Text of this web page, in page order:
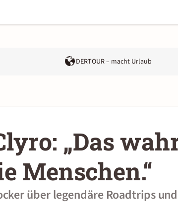
DERTOUR – macht Urlaub
„Das
Menschen.“
über legendäre Roadtrips